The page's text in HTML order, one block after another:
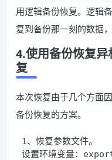
用逻辑备份恢复。逻辑
复到备份那一刻的数据
4.使用备份恢复
复
本次恢复由于几个方面
备份恢复的方案。
1、恢复参数文件。
设置环境变量：